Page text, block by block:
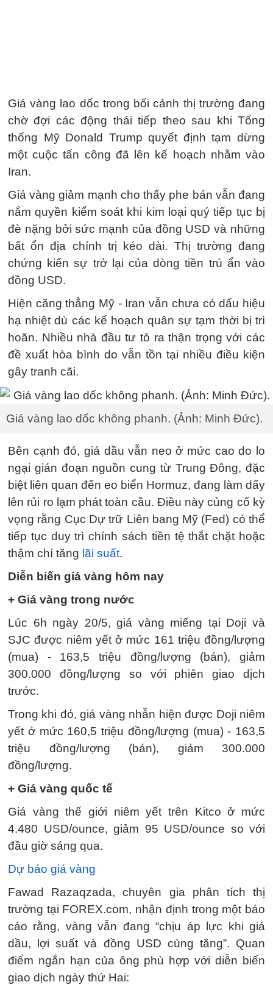
Giá vàng lao dốc trong bối cảnh thị trường đang
chờ đợi các động thái tiếp theo sau khi Tổng
thống Mỹ Donald Trump quyết định tạm dừng
một cuộc tấn công đã lên kế hoạch nhằm vào
Iran.
Giá vàng giảm mạnh cho thấy phe bán vẫn đang
nắm quyền kiểm soát khi kim loại quý tiếp tục bị
đè nặng bởi sức mạnh của đồng USD và những
bất ổn địa chính trị kéo dài. Thị trường đang
chứng kiến sự trở lại của dòng tiền trú ẩn vào
đồng USD.
Hiện căng thẳng Mỹ - Iran vẫn chưa có dấu hiệu
hạ nhiệt dù các kế hoạch quân sự tạm thời bị trì
hoãn. Nhiều nhà đầu tư tỏ ra thận trọng với các
đề xuất hòa bình do vẫn tồn tại nhiều điều kiện
gây tranh cãi.
Giá vàng lao dốc không phanh. (Ảnh: Minh Đức).
Bên cạnh đó, giá dầu vẫn neo ở mức cao do lo
ngại gián đoạn nguồn cung từ Trung Đông, đặc
biệt liên quan đến eo biển Hormuz, đang làm dấy
lên rủi ro lạm phát toàn cầu. Điều này củng cố kỳ
vọng rằng Cục Dự trữ Liên bang Mỹ (Fed) có thể
tiếp tục duy trì chính sách tiền tệ thắt chặt hoặc
thậm chí tăng lãi suất.
Diễn biến giá vàng hôm nay
+ Giá vàng trong nước
Lúc 6h ngày 20/5, giá vàng miếng tại Doji và
SJC được niêm yết ở mức 161 triệu đồng/lượng
(mua) - 163,5 triệu đồng/lượng (bán), giảm
300.000 đồng/lượng so với phiên giao dịch
trước.
Trong khi đó, giá vàng nhẫn hiện được Doji niêm
yết ở mức 160,5 triệu đồng/lượng (mua) - 163,5
triệu đồng/lượng (bán), giảm 300.000
đồng/lượng.
+ Giá vàng quốc tế
Giá vàng thế giới niêm yết trên Kitco ở mức
4.480 USD/ounce, giảm 95 USD/ounce so với
đầu giờ sáng qua.
Dự báo giá vàng
Fawad Razaqzada, chuyên gia phân tích thị
trường tại FOREX.com, nhận định trong một báo
cáo rằng, vàng vẫn đang “chịu áp lực khi giá
dầu, lợi suất và đồng USD cùng tăng”. Quan
điểm ngắn hạn của ông phù hợp với diễn biến
giao dịch ngày thứ Hai: